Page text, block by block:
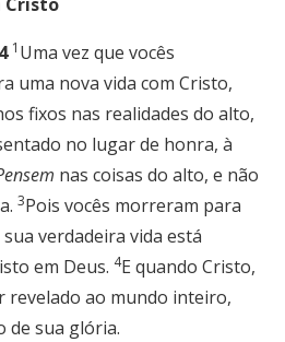
1 Uma vez que vocês
uma nova vida com Cristo,
fixos nas realidades do alto,
no lugar de honra, à
nas coisas do alto, e não
3Pois vocês morreram para
verdadeira vida está
em Deus. 4E quando Cristo,
revelado ao mundo inteiro,
de sua glória.